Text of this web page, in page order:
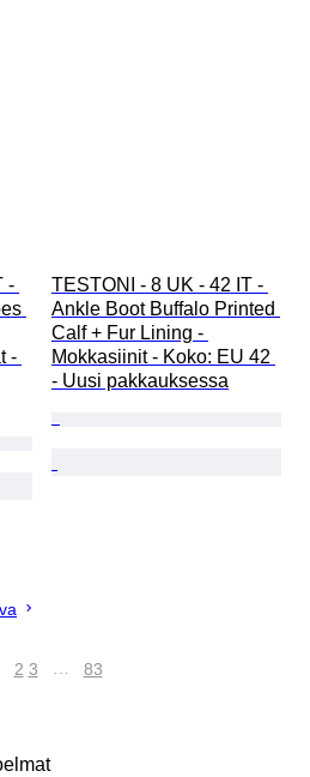
-
-
TESTONI - 8 UK - 42 IT -
Ankle Boot Buffalo Printed
Calf + Fur Lining -
Mokkasiinit - Koko: EU 42
- Uusi pakkauksessa
2 3 … 83